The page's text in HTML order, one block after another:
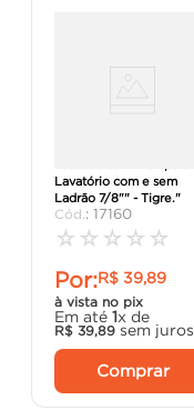
Lavatório com e sem
Ladrão 7/8"" - Tigre."
: 17160
☆ ☆ ☆ ☆ ☆
Por:R$ 39,89
à vista no pix
Em até 1x de
R$ 39,89 sem juros
Comprar